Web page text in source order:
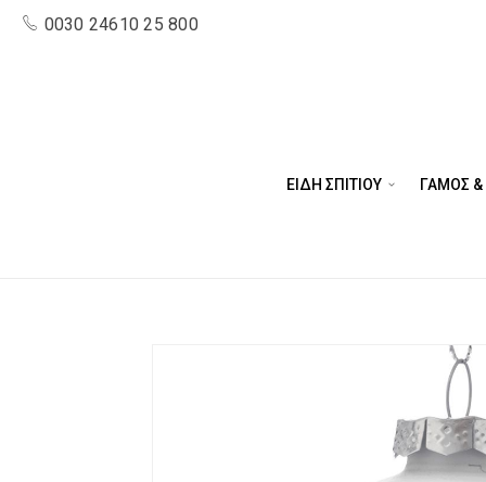
0030 24610 25 800
ΕΙΔΗ ΣΠΙΤΙΟΥ ΓΑΜΟΣ &